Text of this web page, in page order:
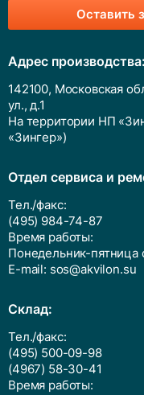
Оставить
Адрес производства:
142100, Московская
ул., д.1
На территории НП
«Зингер»)
Отдел сервиса и
Тел./факс:
(495) 984-74-87
Время работы:
Понедельник-пятница
E-mail: sos@akvilon.su
Cклад:
Тел./факс:
(495) 500-09-98
(4967) 58-30-41
Время работы: